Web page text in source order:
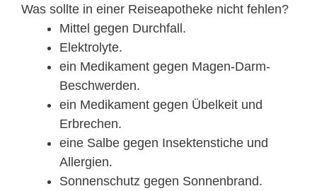
Was sollte in einer Reiseapotheke nicht fehlen?
Mittel gegen Durchfall.
Elektrolyte.
ein Medikament gegen Magen-Darm-
Beschwerden.
ein Medikament gegen Übelkeit und
Erbrechen.
eine Salbe gegen Insektenstiche und
Allergien.
Sonnenschutz gegen Sonnenbrand.